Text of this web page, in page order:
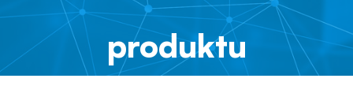
produktu